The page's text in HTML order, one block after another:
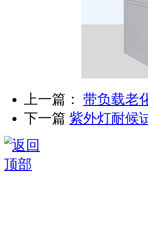
上一篇： 带负载老
下一篇 紫外灯耐候